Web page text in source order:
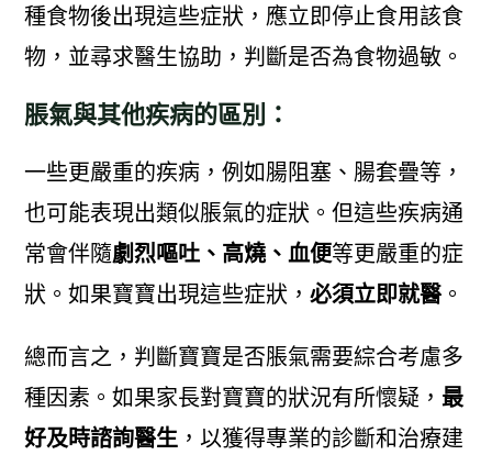
種食物後出現這些症狀，應立即停止食用該食
物，並尋求醫生協助，判斷是否為食物過敏。
脹氣與其他疾病的區別：
一些更嚴重的疾病，例如腸阻塞、腸套疊等，
也可能表現出類似脹氣的症狀。但這些疾病通
常會伴隨劇烈嘔吐、高燒、血便等更嚴重的症
狀。如果寶寶出現這些症狀， 必須立即就醫。
總而言之，判斷寶寶是否脹氣需要綜合考慮多
種因素。如果家長對寶寶的狀況有所懷疑， 最
好及時諮詢醫生，以獲得專業的診斷和治療建